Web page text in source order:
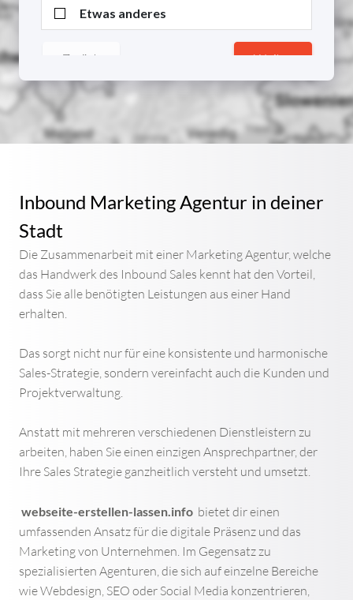
Inbound Marketing Agentur in deiner
Stadt
Die Zusammenarbeit mit einer Marketing Agentur, welche
das Handwerk des Inbound Sales kennt hat den Vorteil,
dass Sie alle benötigten Leistungen aus einer Hand
erhalten.
Das sorgt nicht nur für eine konsistente und harmonische
Sales-Strategie, sondern vereinfacht auch die Kunden und
Projektverwaltung.
Anstatt mit mehreren verschiedenen Dienstleistern zu
arbeiten, haben Sie einen einzigen Ansprechpartner, der
Ihre Sales Strategie ganzheitlich versteht und umsetzt.
webseite-erstellen-lassen.info bietet dir einen
umfassenden Ansatz für die digitale Präsenz und das
Marketing von Unternehmen. Im Gegensatz zu
spezialisierten Agenturen, die sich auf einzelne Bereiche
wie Webdesign, SEO oder Social Media konzentrieren,